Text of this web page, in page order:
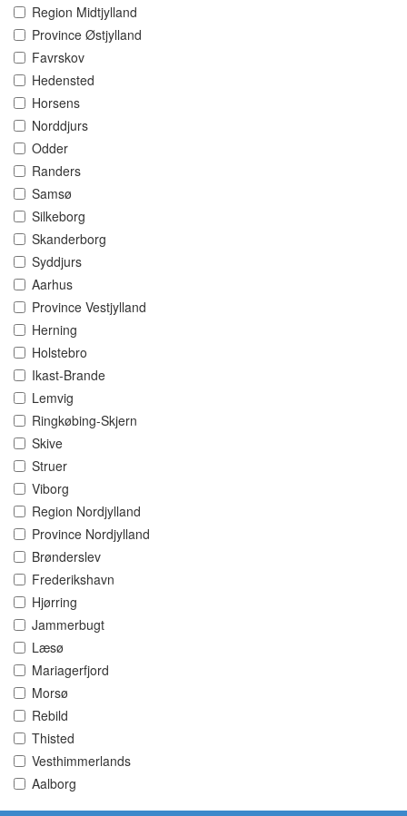
Region Midtjylland
Province Østjylland
Favrskov
Hedensted
Horsens
Norddjurs
Odder
Randers
Samsø
Silkeborg
Skanderborg
Syddjurs
Aarhus
Province Vestjylland
Herning
Holstebro
Ikast-Brande
Lemvig
Ringkøbing-Skjern
Skive
Struer
Viborg
Region Nordjylland
Province Nordjylland
Brønderslev
Frederikshavn
Hjørring
Jammerbugt
Læsø
Mariagerfjord
Morsø
Rebild
Thisted
Vesthimmerlands
Aalborg